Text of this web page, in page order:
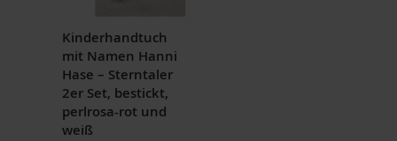
Kinderhandtuch
mit Namen Hanni
Hase – Sterntaler
2er Set, bestickt,
perlrosa-rot und
weiß